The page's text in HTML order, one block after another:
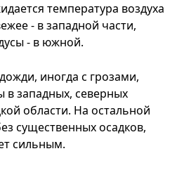
температура воздуха
- в западной части,
- в южной.
иногда с грозами,
в западных, северных
области. На остальной
существенных осадков,
сильным.